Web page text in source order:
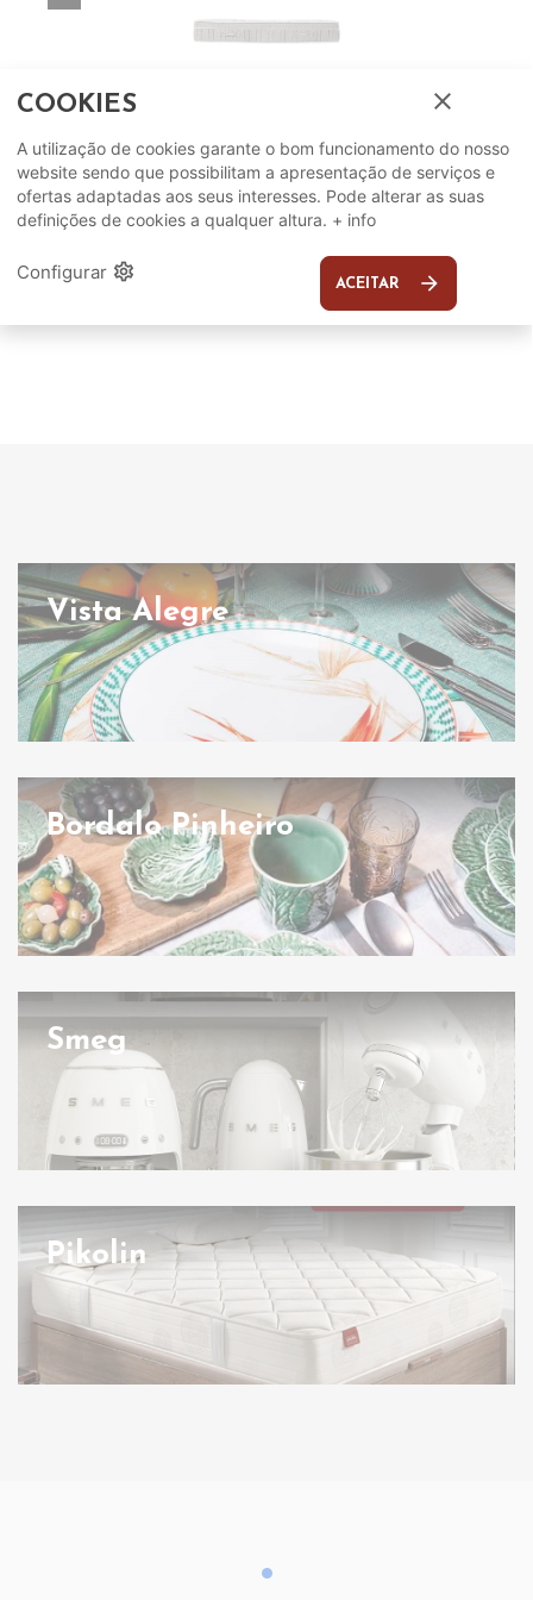
PIKOLIN
Colchao PIKOLIN Sinfonia - CM12610
VER OPÇÕES
Vista Alegre
Bordalo Pinheiro
Smeg
Pikolin
COOKIES close
A utilização de cookies garante o bom funcionamento do nosso
website sendo que possibilitam a apresentação de serviços e
ofertas adaptadas aos seus interesses. Pode alterar as suas
definições de cookies a qualquer altura. + info
Configurar settings ACEITAR arrow_forward